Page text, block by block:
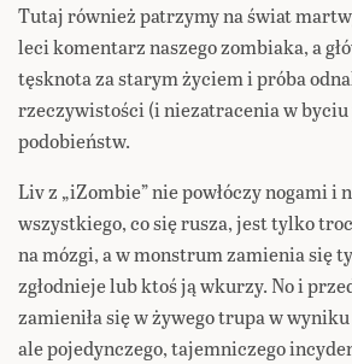
Tutaj również patrzymy na świat
leci komentarz naszego zombiaka, a
tęsknota za starym życiem i próba
rzeczywistości (i niezatracenia w
podobieństw.
Liv z „iZombie” nie powłóczy nogami i
wszystkiego, co się rusza, jest tylko
na mózgi, a w monstrum zamienia się
zgłodnieje lub ktoś ją wkurzy. No i
zamieniła się w żywego trupa w
ale pojedynczego, tajemniczego